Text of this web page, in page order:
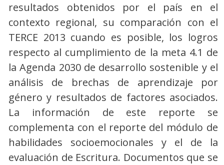
resultados obtenidos por el país en el
contexto regional, su comparación con el
TERCE 2013 cuando es posible, los logros
respecto al cumplimiento de la meta 4.1 de
la Agenda 2030 de desarrollo sostenible y el
análisis de brechas de aprendizaje por
género y resultados de factores asociados.
La información de este reporte se
complementa con el reporte del módulo de
habilidades socioemocionales y el de la
evaluación de Escritura. Documentos que se